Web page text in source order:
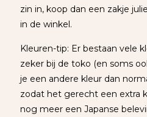
zin in, koop dan een zakje
in de winkel.
Kleuren-tip: Er bestaan vele
zeker bij de toko (en soms
je een andere kleur dan
zodat het gerecht een extra
nog meer een Japanse